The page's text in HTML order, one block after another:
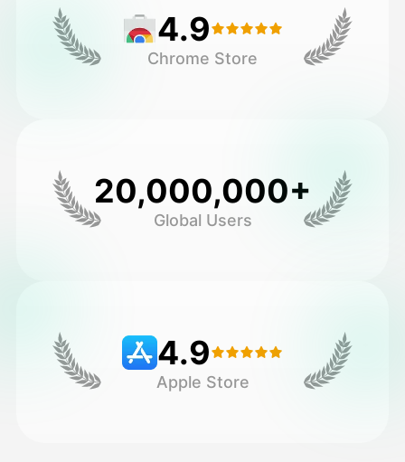
4.9
Chrome Store
20,000,000+
Global Users
4.9
Apple Store